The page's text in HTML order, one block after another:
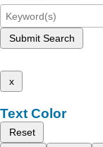
Submit Search
x
Text Color
Reset